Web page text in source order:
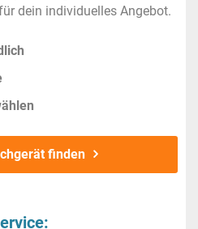
dein individuelles Angebot.
finden